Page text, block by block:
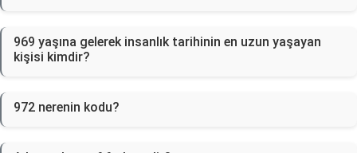
969 yaşına gelerek insanlık tarihinin en uzun yaşayan
kişisi kimdir?
972 nerenin kodu?